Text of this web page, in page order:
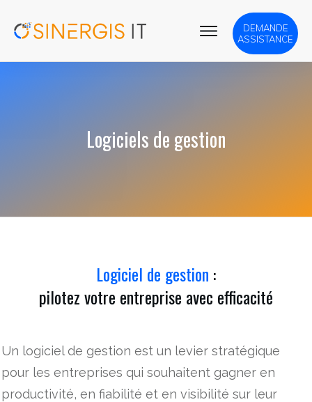
DEMANDE
ASSISTANCE
Logiciels de gestion
Logiciel de gestion :
pilotez votre entreprise avec efficacité
Un logiciel de gestion est un levier stratégique
pour les entreprises qui souhaitent gagner en
productivité, en fiabilité et en visibilité sur leur